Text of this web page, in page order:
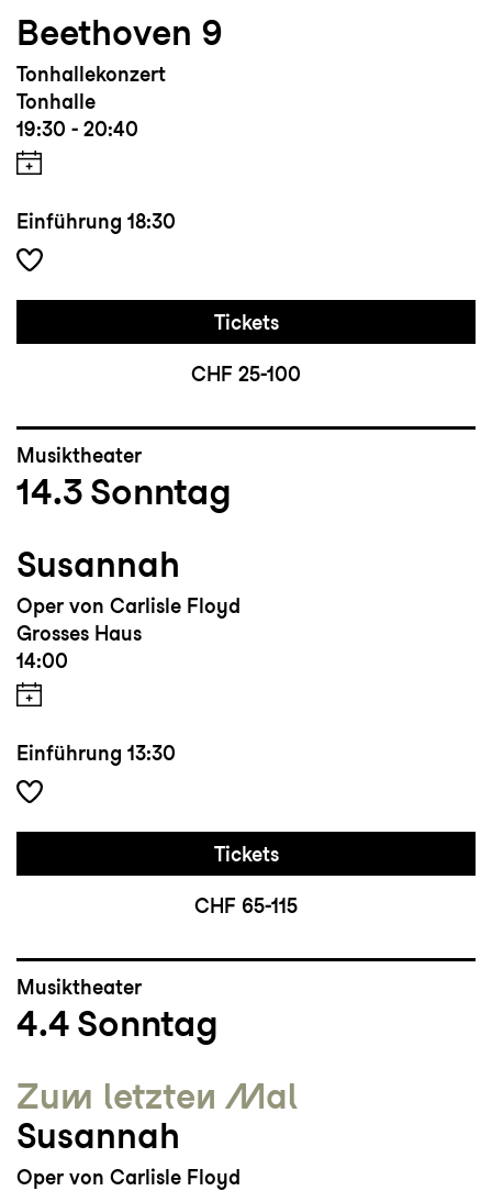
Beethoven 9
Tonhallekonzert
Tonhalle
19:30 - 20:40
Einführung 18:30
Tickets
CHF 25-100
Musiktheater
14.3 Sonntag
Susannah
Oper von Carlisle Floyd
Grosses Haus
14:00
Einführung 13:30
Tickets
CHF 65-115
Musiktheater
4.4 Sonntag
Zum letzten Mal
Susannah
Oper von Carlisle Floyd